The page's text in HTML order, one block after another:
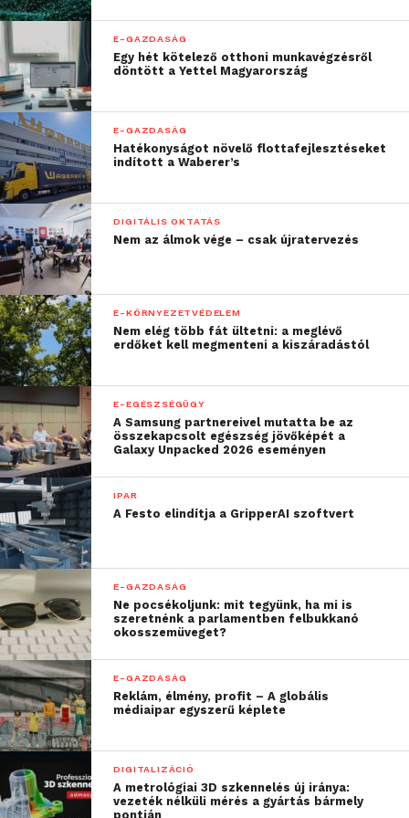
szakadék felett a jövő informatikusai vernek hidat.
Az emberi tényező egyébként is a kulcs a jelenleg
zajló átalakulásban.
„A digitalizáció messze
túlmutat a csupasz
technológián, az emberi
tényező
megkerülhetetlen, vele
egyenrangú, sok esetben
fontosabb része. Így a
digitalizáció valójában
nem a mit és a miért,
hanem a hogyan kérdésre
ad választ”
– fogalmazott a rendezvényen Kaszás Zoltán, a T-
Systems Magyarország vezérigazgatója, hozzátéve,
hogy a digitalizáció nem más, mint a világ
alkotóelemeinek egymáshoz kapcsolódása.
E-GAZDASÁG
Egy hét kötelező otthoni munkavégzésről
döntött a Yettel Magyarország
E-GAZDASÁG
Hatékonyságot növelő flottafejlesztéseket
indított a Waberer’s
DIGITÁLIS OKTATÁS
Nem az álmok vége – csak újratervezés
E-KÖRNYEZETVÉDELEM
Nem elég több fát ültetni: a meglévő
erdőket kell megmenteni a kiszáradástól
E-EGÉSZSÉGÜGY
A Samsung partnereivel mutatta be az
összekapcsolt egészség jövőképét a
Galaxy Unpacked 2026 eseményen
IPAR
A Festo elindítja a GripperAI szoftvert
E-GAZDASÁG
Ne pocsékoljunk: mit tegyünk, ha mi is
szeretnénk a parlamentben felbukkanó
okosszemüveget?
E-GAZDASÁG
Reklám, élmény, profit – A globális
médiaipar egyszerű képlete
DIGITALIZÁCIÓ
A metrológiai 3D szkennelés új iránya:
vezeték nélküli mérés a gyártás bármely
pontján